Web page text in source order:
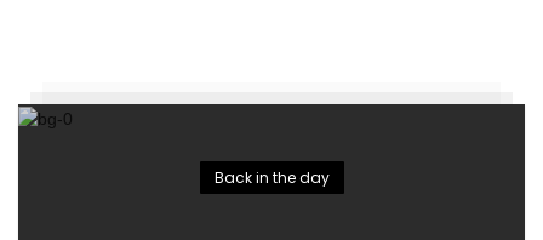
Back in the day